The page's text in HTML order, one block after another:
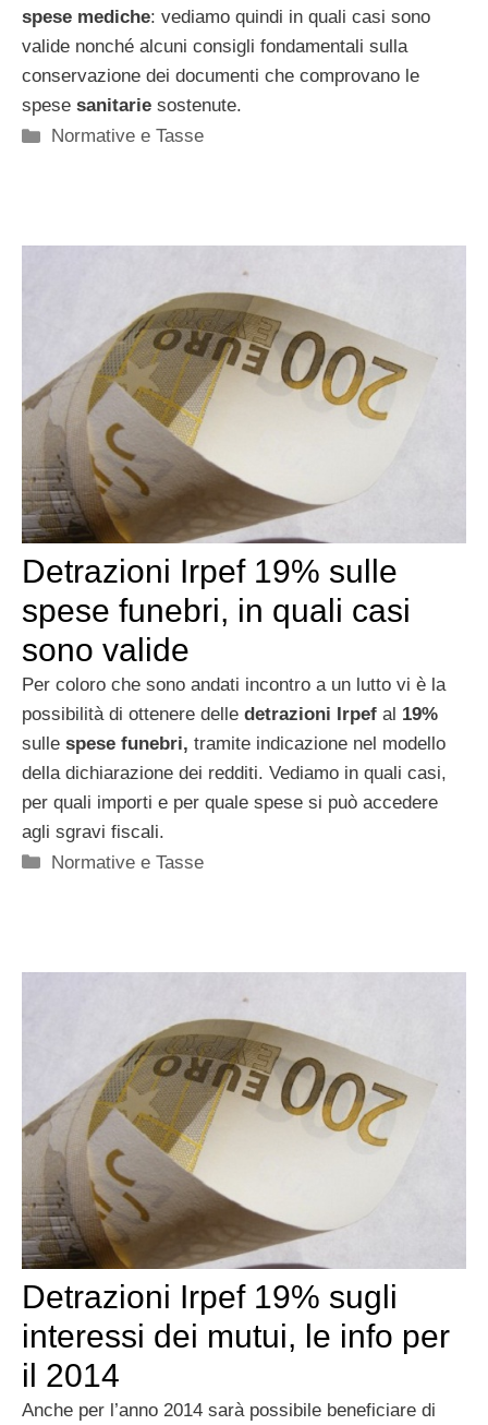
spese mediche: vediamo quindi in quali casi sono
valide nonché alcuni consigli fondamentali sulla
conservazione dei documenti che comprovano le
spese sanitarie sostenute.
Categorie
Normative e Tasse
Detrazioni Irpef 19% sulle
spese funebri, in quali casi
sono valide
Per coloro che sono andati incontro a un lutto vi è la
possibilità di ottenere delle detrazioni Irpef al 19%
sulle spese funebri, tramite indicazione nel modello
della dichiarazione dei redditi. Vediamo in quali casi,
per quali importi e per quale spese si può accedere
agli sgravi fiscali.
Categorie
Normative e Tasse
Detrazioni Irpef 19% sugli
interessi dei mutui, le info per
il 2014
Anche per l’anno 2014 sarà possibile beneficiare di